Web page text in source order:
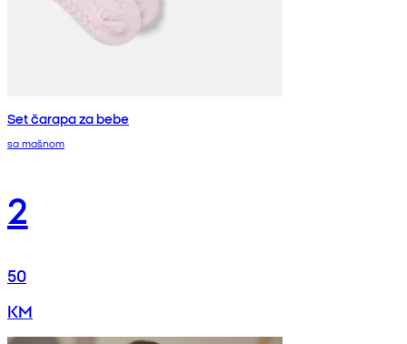
Set čarapa za bebe
sa mašnom
2
50
KM